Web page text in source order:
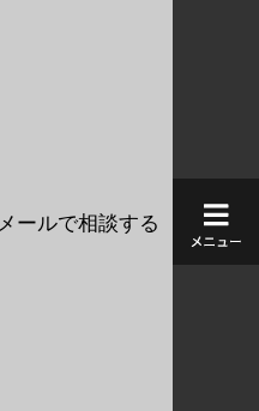
メールで相談する